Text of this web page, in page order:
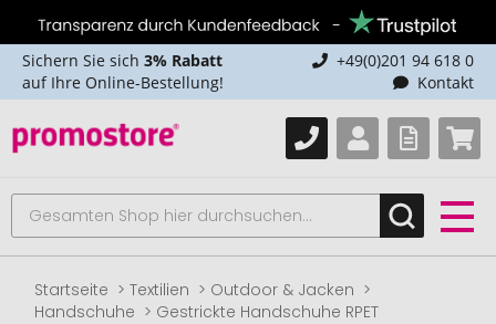
Sichern Sie sich 3% Rabatt
auf Ihre Online-Bestellung!
+49(0)201 94 618 0
Kontakt
Startseite Textilien
Outdoor & Jacken
Handschuhe
Gestrickte Handschuhe RPET